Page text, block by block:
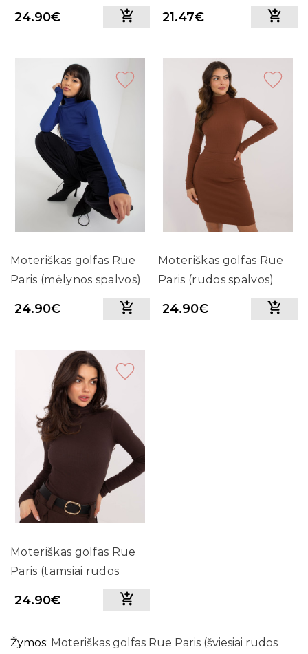
24.90€ 21.47€
Moteriškas golfas Rue
Paris (mėlynos spalvos)
24.90€
Moteriškas golfas Rue
Paris (rudos spalvos)
24.90€
Moteriškas golfas Rue
Paris (tamsiai rudos
24.90€
Žymos: Moteriškas golfas Rue Paris (šviesiai rudos